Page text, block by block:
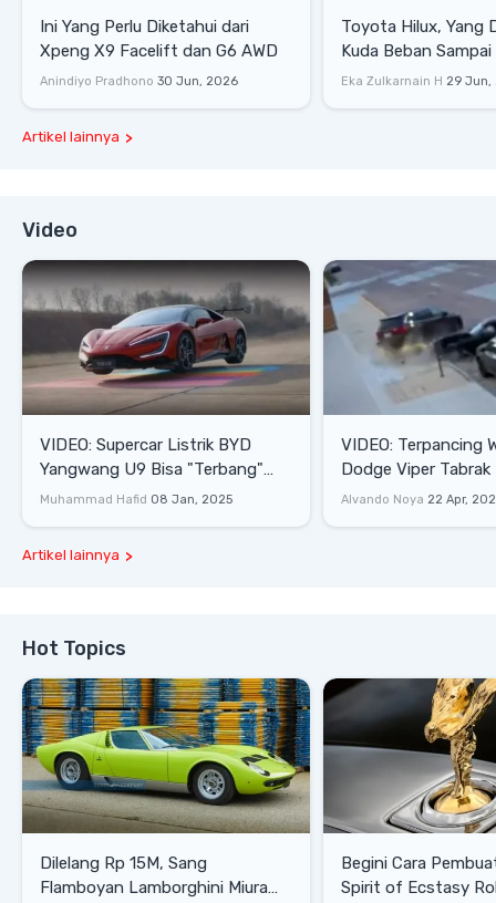
Ini Yang Perlu Diketahui dari
Xpeng X9 Facelift dan G6 AWD
Anindiyo Pradhono 30 Jun, 2026
Toyota Hilux, Yang
Kuda Beban
Lifestyle
Eka Zulkarnain H 29 Jun,
Artikel lainnya
Video
VIDEO: Supercar Listrik BYD
Yangwang U9 Bisa "Terbang"
Lewati Rintangan
Muhammad Hafid 08 Jan, 2025
VIDEO: Terpancing
Dodge Viper Tabrak
Saat Burnout
Alvando Noya 22 Apr,
Artikel lainnya
Hot Topics
Dilelang Rp 15M, Sang
Flamboyan Lamborghini Miura
Begini Cara
Spirit of Ecstasy